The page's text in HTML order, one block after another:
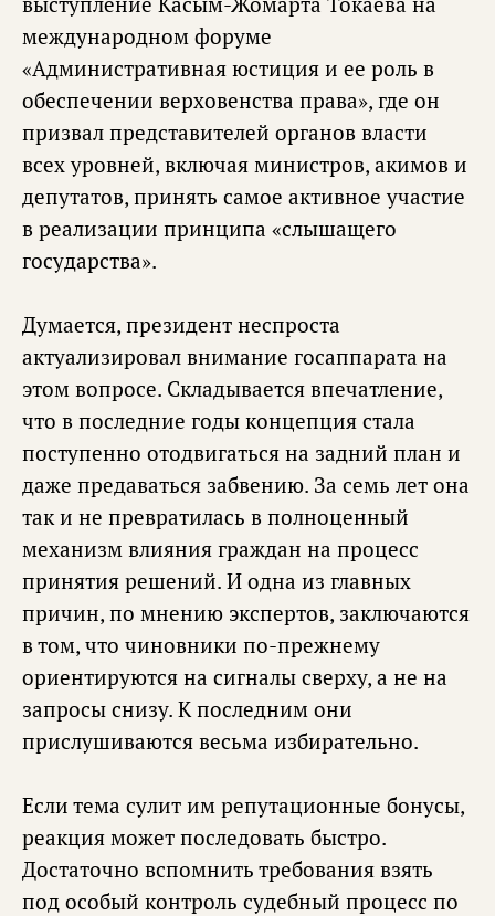
международном форуме
«Административная юстиция и ее роль в
обеспечении верховенства права», где он
призвал представителей органов власти
всех уровней, включая министров, акимов и
депутатов, принять самое активное участие
в реализации принципа «слышащего
государства».
Думается, президент неспроста
актуализировал внимание госаппарата на
этом вопросе. Складывается впечатление,
что в последние годы концепция стала
поступенно отодвигаться на задний план и
даже предаваться забвению. За семь лет она
так и не превратилась в полноценный
механизм влияния граждан на процесс
принятия решений. И одна из главных
причин, по мнению экспертов, заключаются
в том, что чиновники по-прежнему
ориентируются на сигналы сверху, а не на
запросы снизу. К последним они
прислушиваются весьма избирательно.
Если тема сулит им репутационные бонусы,
реакция может последовать быстро.
Достаточно вспомнить требования взять
под особый контроль судебный процесс по